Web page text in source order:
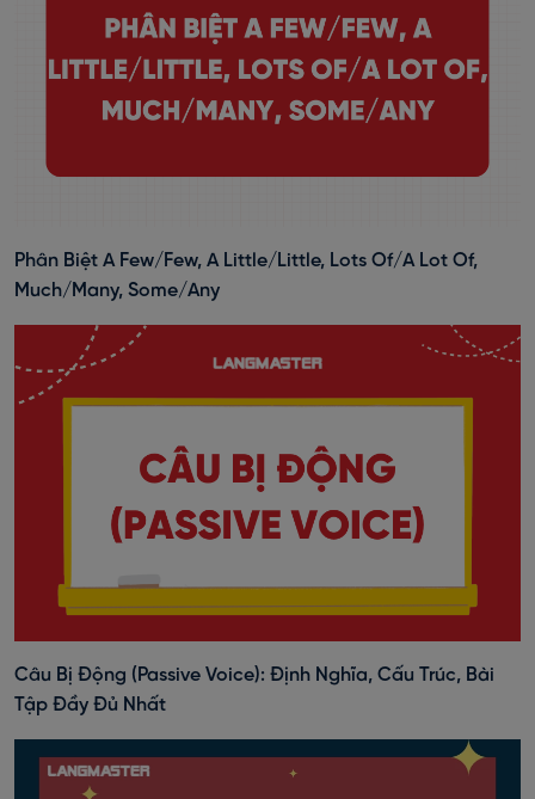
Phân Biệt A Few/Few, A Little/Little, Lots Of/A Lot Of,
Much/Many, Some/Any
Câu Bị Động (Passive Voice): Định Nghĩa, Cấu Trúc, Bài
Tập Đầy Đủ Nhất